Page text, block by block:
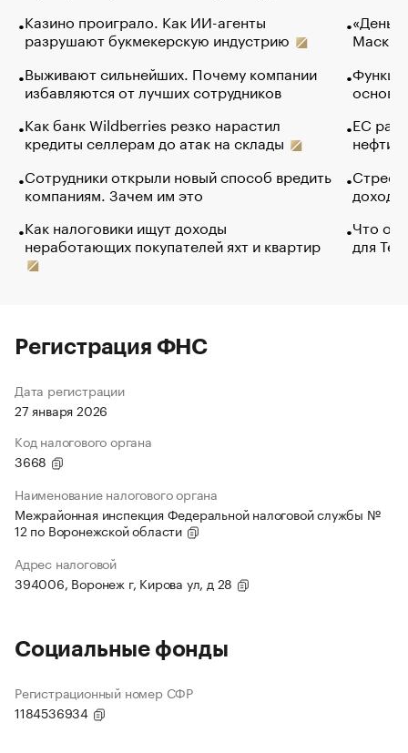
Казино проиграло. Как ИИ-агенты
разрушают букмекерскую индустрию
Выживают сильнейших. Почему компании
избавляются от лучших сотрудников
Как банк Wildberries резко нарастил
кредиты селлерам до атак на склады
Сотрудники открыли новый способ вредить
компаниям. Зачем им это
Как налоговики ищут доходы
неработающих покупателей яхт и квартир
Маск в
основ
ЕС
нефти
Что
для
Регистрация ФНС
Дата регистрации
27 января 2026
Код налогового органа
3668
Наименование налогового органа
Межрайонная инспекция Федеральной налоговой службы №
12 по Воронежской области
Адрес налоговой
394006, Воронеж г, Кирова ул, д 28
Социальные фонды
Регистрационный номер СФР
1184536934